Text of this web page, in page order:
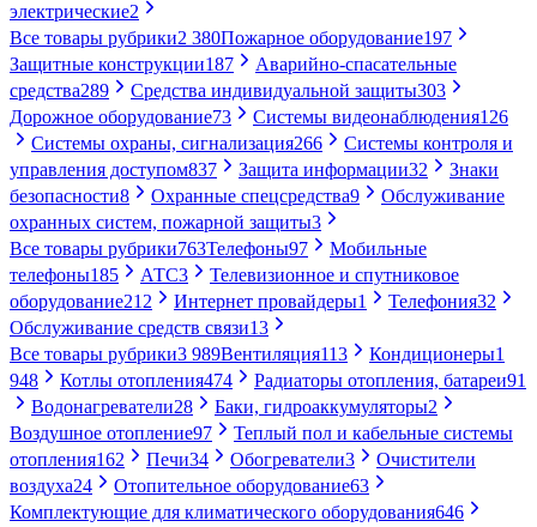
электрические2
Все товары рубрики2 380Пожарное оборудование197
Защитные конструкции187
Аварийно-спасательные
средства289 Средства индивидуальной защиты303
Дорожное оборудование73 Системы видеонаблюдения126
Системы охраны, сигнализация266
Системы контроля и
управления доступом837 Защита информации32
Знаки
безопасности8 Охранные спецсредства9
Обслуживание
охранных систем, пожарной защиты3
Все товары рубрики763Телефоны97
Мобильные
телефоны185 АТС3
Телевизионное и спутниковое
оборудование212 Интернет провайдеры1 Телефония32
Обслуживание средств связи13
Все товары рубрики3 989Вентиляция113 Кондиционеры1
948
Котлы отопления474 Радиаторы отопления, батареи91
Водонагреватели28 Баки, гидроаккумуляторы2
Воздушное отопление97
Теплый пол и кабельные системы
отопления162 Печи34 Обогреватели3
Очистители
воздуха24 Отопительное оборудование63
Комплектующие для климатического оборудования646